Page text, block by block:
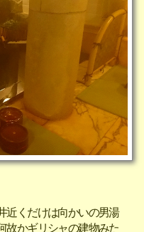
近くだけは向かいの男湯
故かギリシャの建物みた